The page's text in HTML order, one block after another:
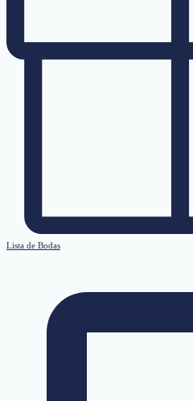
Lista de Bodas